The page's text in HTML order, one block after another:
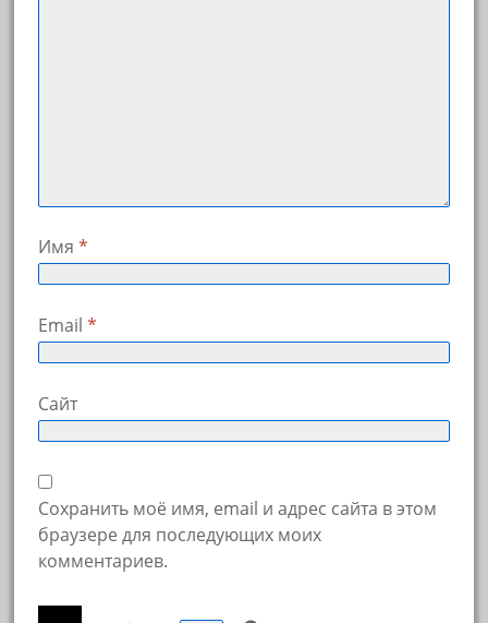
Имя *
Email *
Сайт
Сохранить моё имя, email и адрес сайта в этом
браузере для последующих моих
комментариев.